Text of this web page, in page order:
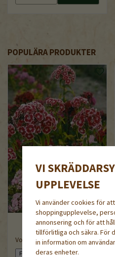
POPULÄRA PRODUKTER
Vorläufer Mix
VI
UPPLEVELSE
Vi använder cookies för
shoppingupplevelse,
annonsering och för att
tillförlitliga och säkra. För
in information om
deras enheter.